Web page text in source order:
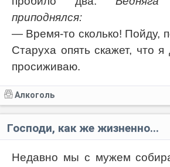
приподнялся:
— Время-то сколько! Пойду,
Старуха опять скажет, что я
просиживаю.
Алкоголь
Господи, как же жизненно...
Недавно мы с мужем